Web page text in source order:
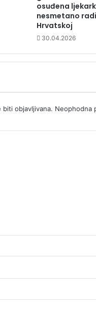
osuđena
nesmetano
Hrvatskoj
30.04.2026
biti objavljivana. Neophodna